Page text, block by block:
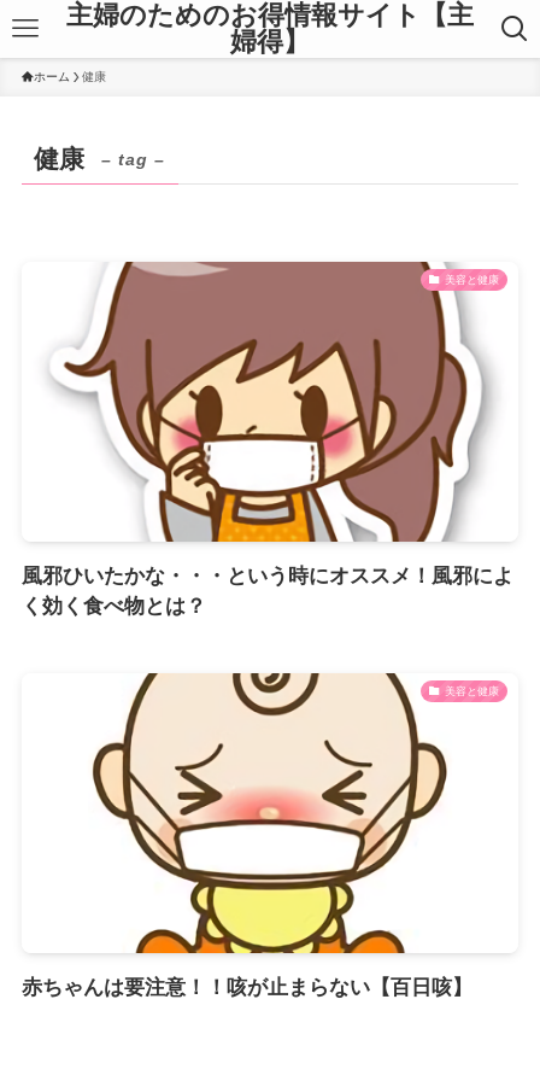
主婦のためのお得情報サイト【主
婦得】
ホーム 健康
健康 – tag –
美容と健康
風邪ひいたかな・・・という時にオススメ！風邪によ
く効く食べ物とは？
美容と健康
赤ちゃんは要注意！！咳が止まらない【百日咳】